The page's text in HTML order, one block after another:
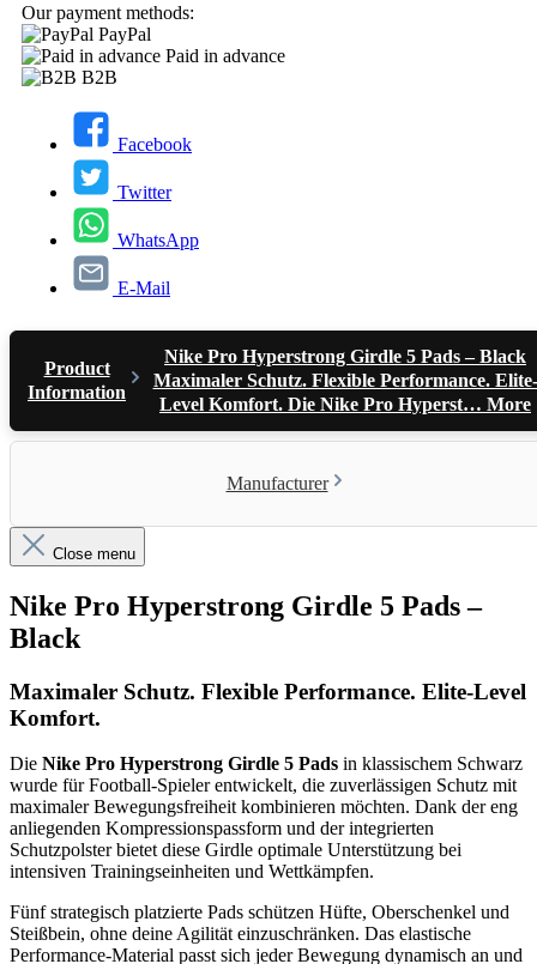
Our payment methods:
PayPal
Paid in advance
B2B
Facebook
Twitter
WhatsApp
E-Mail
Product
Information
Nike Pro Hyperstrong Girdle 5 Pads – Black
Maximaler Schutz. Flexible Performance. Elite-
Level Komfort. Die Nike Pro Hyperst… More
Manufacturer
Close menu
Nike Pro Hyperstrong Girdle 5 Pads –
Black
Maximaler Schutz. Flexible Performance. Elite-Level
Komfort.
Die Nike Pro Hyperstrong Girdle 5 Pads in klassischem Schwarz
wurde für Football-Spieler entwickelt, die zuverlässigen Schutz mit
maximaler Bewegungsfreiheit kombinieren möchten. Dank der eng
anliegenden Kompressionspassform und der integrierten
Schutzpolster bietet diese Girdle optimale Unterstützung bei
intensiven Trainingseinheiten und Wettkämpfen.
Fünf strategisch platzierte Pads schützen Hüfte, Oberschenkel und
Steißbein, ohne deine Agilität einzuschränken. Das elastische
Performance-Material passt sich jeder Bewegung dynamisch an und